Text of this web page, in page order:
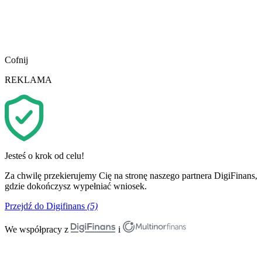
Cofnij
REKLAMA
Jesteś o krok od celu!
Za chwilę przekierujemy Cię na stronę naszego partnera DigiFinans,
gdzie dokończysz wypełniać wniosek.
Przejdź do Digifinans (5)
We współpracy z i